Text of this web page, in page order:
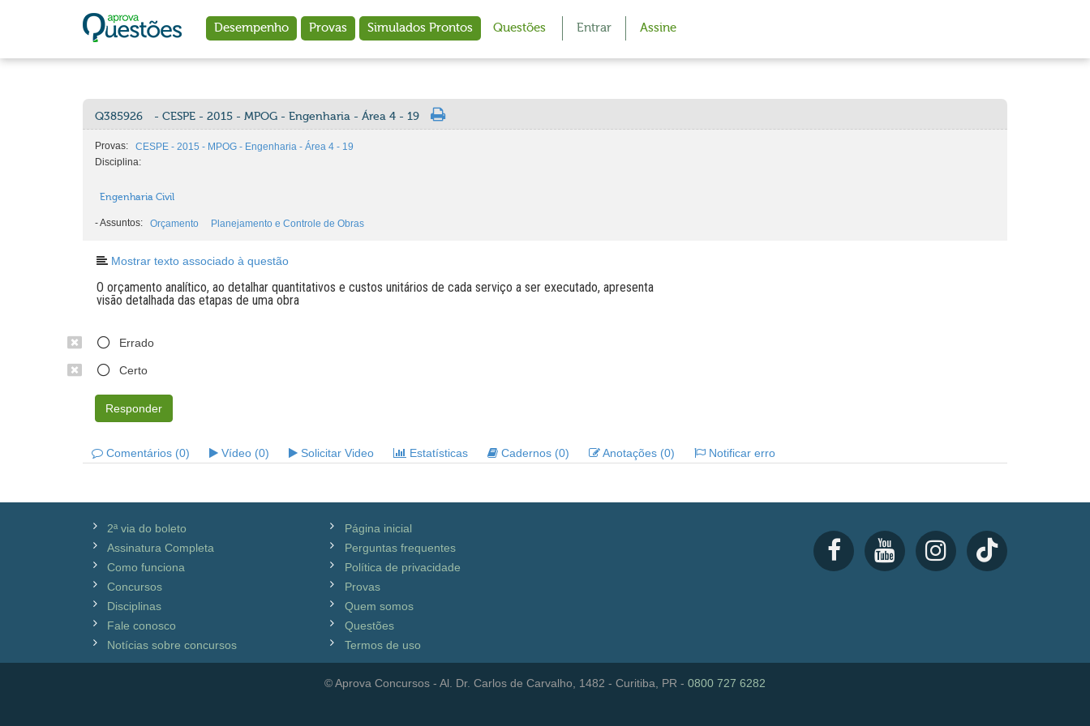
Desempenho Provas Simulados Prontos Questões Entrar Assine
Q385926 - CESPE - 2015 - MPOG - Engenharia - Área 4 - 19
Provas:
CESPE - 2015 - MPOG - Engenharia - Área 4 - 19
Disciplina:
Engenharia Civil
-Assuntos: Orçamento Planejamento e Controle de Obras
Mostrar texto associado à questão
O orçamento analítico, ao detalhar quantitativos e custos unitários de cada serviço a ser executado, apresenta
visão detalhada das etapas de uma obra
Errado
Certo
Responder
Comentários (0) Vídeo (0) Solicitar Video Estatísticas Cadernos (0) Anotações (0) Notificar erro
2ª via do boleto
Assinatura Completa
Como funciona
Concursos
Disciplinas
Fale conosco
Notícias sobre concursos
Página inicial
Perguntas frequentes
Política de privacidade
Provas
Quem somos
Questões
Termos de uso
© Aprova Concursos - Al. Dr. Carlos de Carvalho, 1482 - Curitiba, PR - 0800 727 6282